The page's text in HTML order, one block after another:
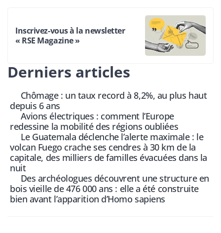
Inscrivez-vous à la newsletter
« RSE Magazine »
Derniers articles
Chômage : un taux record à 8,2%, au plus haut
depuis 6 ans
Avions électriques : comment l’Europe
redessine la mobilité des régions oubliées
Le Guatemala déclenche l’alerte maximale : le
volcan Fuego crache ses cendres à 30 km de la
capitale, des milliers de familles évacuées dans la
nuit
Des archéologues découvrent une structure en
bois vieille de 476 000 ans : elle a été construite
bien avant l’apparition d’Homo sapiens